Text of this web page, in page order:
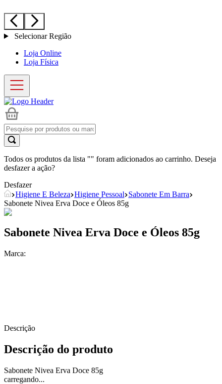
Selecionar Região
Loja Online
Loja Física
Todos os produtos da lista "" foram adicionados ao carrinho. Deseja
desfazer a ação?
Desfazer
Higiene E Beleza Higiene Pessoal Sabonete Em Barra
Sabonete Nivea Erva Doce e Óleos 85g
Sabonete Nivea Erva Doce e Óleos 85g
Marca:
Descrição
Descrição do produto
Sabonete Nivea Erva Doce 85g
carregando...